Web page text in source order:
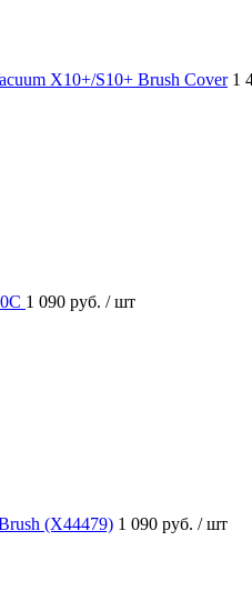
X10+/S10+ Brush Cover 1
1 090 руб. / шт
(X44479) 1 090 руб. / шт